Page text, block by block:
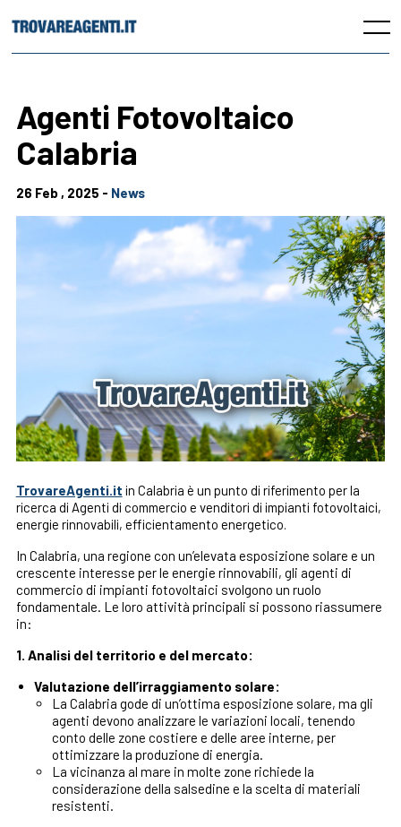
to
Menu
Agenti Fotovoltaico
Calabria
26 Feb , 2025 - News
TrovareAgenti.it in Calabria è un punto di riferimento per la
ricerca di Agenti di commercio e venditori di impianti fotovoltaici,
energie rinnovabili, efficientamento energetico.
In Calabria, una regione con un’elevata esposizione solare e un
crescente interesse per le energie rinnovabili, gli agenti di
commercio di impianti fotovoltaici svolgono un ruolo
fondamentale. Le loro attività principali si possono riassumere
in:
1. Analisi del territorio e del mercato:
Valutazione dell’irraggiamento solare:
La Calabria gode di un’ottima esposizione solare, ma gli
agenti devono analizzare le variazioni locali, tenendo
conto delle zone costiere e delle aree interne, per
ottimizzare la produzione di energia.
La vicinanza al mare in molte zone richiede la
considerazione della salsedine e la scelta di materiali
resistenti.